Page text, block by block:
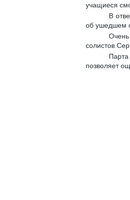
учащиеся
В
об ушедшем
солистов
позволяет